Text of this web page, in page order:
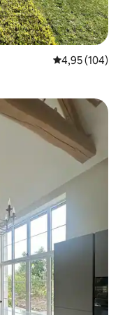
Vidutinis
4,95 (104)